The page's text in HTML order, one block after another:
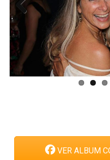
Previ
ous
VER ALBUM